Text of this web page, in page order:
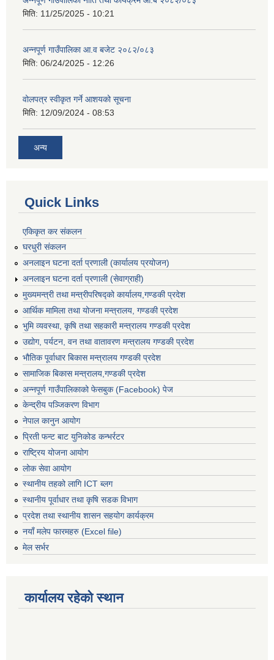
मिति: 11/25/2025 - 10:21
अन्नपूर्ण गाउँपालिका आ.व बजेट २०८२/०८३
मिति: 06/24/2025 - 12:26
वोलपत्र स्वीकृत गर्ने आशयको सूचना
मिति: 12/09/2024 - 08:53
अन्य
Quick Links
एकिकृत कर संकलन
घरधुरी संकलन
अनलाइन घटना दर्ता प्रणाली (कार्यालय प्रयोजन)
अनलाइन घटना दर्ता प्रणाली (सेवाग्राही)
मुख्यमन्त्री तथा मन्त्रीपरिषद्को कार्यालय,गण्डकी प्रदेश
आर्थिक मामिला तथा योजना मन्त्रालय, गण्डकी प्रदेश
भुमि व्यवस्था, कृषि तथा सहकारी मन्त्रालय गण्डकी प्रदेश
उद्योग, पर्यटन, वन तथा वातावरण मन्त्रालय गण्डकी प्रदेश
भौतिक पूर्वाधार बिकास मन्त्रालय गण्डकी प्रदेश
सामाजिक बिकास मन्त्रालय,गण्डकी प्रदेश
अन्नपूर्ण गाउँपालिकाको फेसबुक (Facebook) पेज
केन्द्रीय पञ्जिकरण विभाग
नेपाल कानुन आयोग
प्रिती फन्ट बाट युनिकोड कन्भर्रटर
राष्ट्रिय योजना आयोग
लोक सेवा आयोग
स्थानीय तहको लागि ICT ब्लग
स्थानीय पूर्वाधार तथा कृषि सडक विभाग
प्रदेश तथा स्थानीय शासन सहयोग कार्यक्रम
नयाँ मलेप फारमहरु (Excel file)
मेल सर्भर
कार्यालय रहेको स्थान